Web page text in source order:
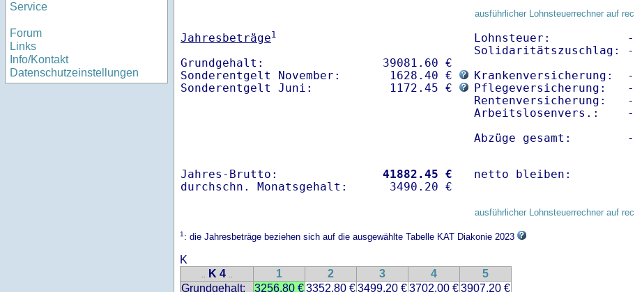
Service
Forum
Links
Info/Kontakt
Datenschutzeinstellungen
ausführlicher Lohnsteuerrechner auf
Jahresbeträge1
Grundgehalt:                 39081.60 €
Sonderentgelt November:       1628.40 €
Sonderentgelt Juni:           1172.45 €
Lohnsteuer:           -
Solidaritätszuschlag:
Krankenversicherung:
Pflegeversicherung:
Rentenversicherung:
Arbeitslosenvers.:    -
Abzüge gesamt:        -
Jahres-Brutto: 41882.45 €
netto bleiben:
ausführlicher Lohnsteuerrechner auf
1: die Jahresbeträge beziehen sich auf die ausgewählte Tabelle KAT Diakonie 2023
K
.. K 4 .. 1 2 3 4
5
Grundgehalt:
3256.80 €3352.80 €3499.20 €3702.00 €3907.20 €